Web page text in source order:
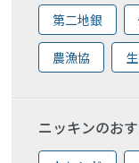
第二地銀
農漁協
ニッキンのお